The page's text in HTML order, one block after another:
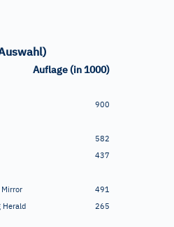
Auflage (in 1000)
900
582
437
Mirror
491
Herald 265